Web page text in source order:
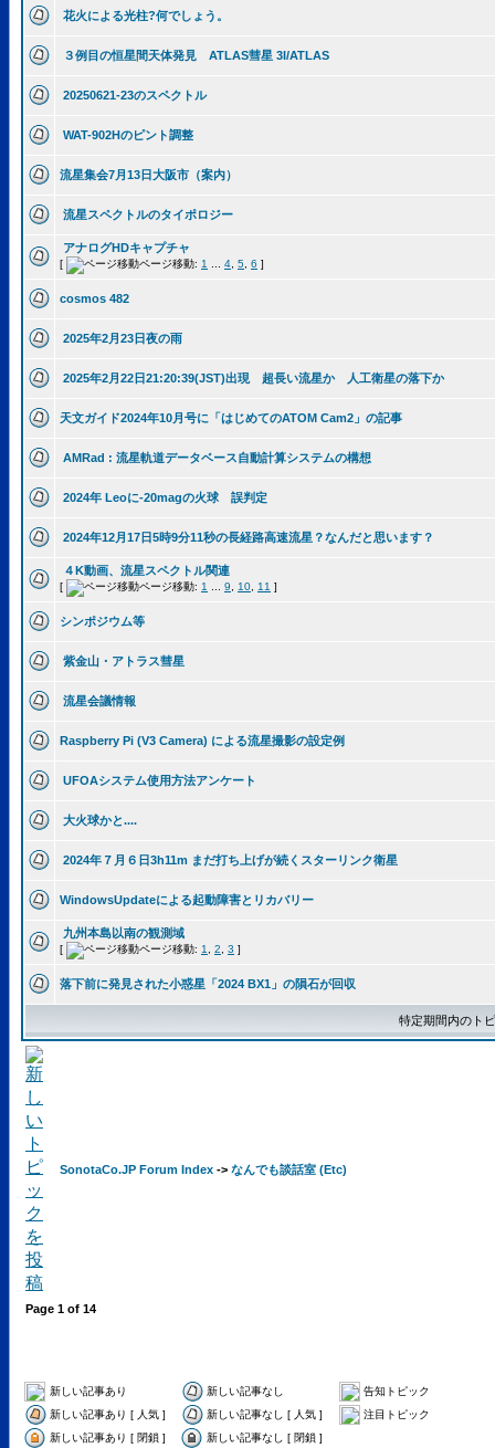
花火による光柱?何でしょう。
３例目の恒星間天体発見 ATLAS彗星 3I/ATLAS
20250621-23のスペクトル
WAT-902Hのピント調整
流星集会7月13日大阪市（案内）
流星スペクトルのタイポロジー
アナログHDキャプチャ
[ ページ移動: 1 4 5 6 ]
cosmos 482
2025年2月23日夜の雨
2025年2月22日21:20:39(JST)出現 超長い流星か 人工衛星の落下か
天文ガイド2024年10月号に「はじめてのATOM Cam2」の記事
AMRad : 流星軌道データベース自動計算システムの構想
2024年 Leoに-20magの火球 誤判定
2024年12月17日5時9分11秒の長経路高速流星？なんだと思います？
４K動画、流星スペクトル関連
[ ページ移動: 1 9 10 11 ]
シンポジウム等
紫金山・アトラス彗星
流星会議情報
Raspberry Pi (V3 Camera) による流星撮影の設定例
UFOAシステム使用方法アンケート
大火球かと....
2024年７月６日3h11m まだ打ち上げが続くスターリンク衛星
WindowsUpdateによる起動障害とリカバリー
九州本島以南の観測域
[ ページ移動: 1 2 3 ]
落下前に発見された小惑星「2024 BX1」の隕石が回収
特定期間内のト
SonotaCo.JP Forum Index -> なんでも談話室 (Etc)
Page 1 of 14
新しい記事あり 新しい記事なし
告知トピック
新しい記事あり [ 人気 ]
新しい記事なし [ 人気 ]
注目トピック
新しい記事あり [ 閉鎖 ]
新しい記事なし [ 閉鎖 ]